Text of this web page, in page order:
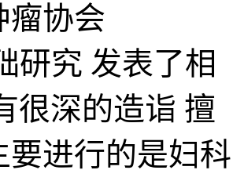
瘤协会
研究 发表了相
很深的造诣 擅
进行的是妇科